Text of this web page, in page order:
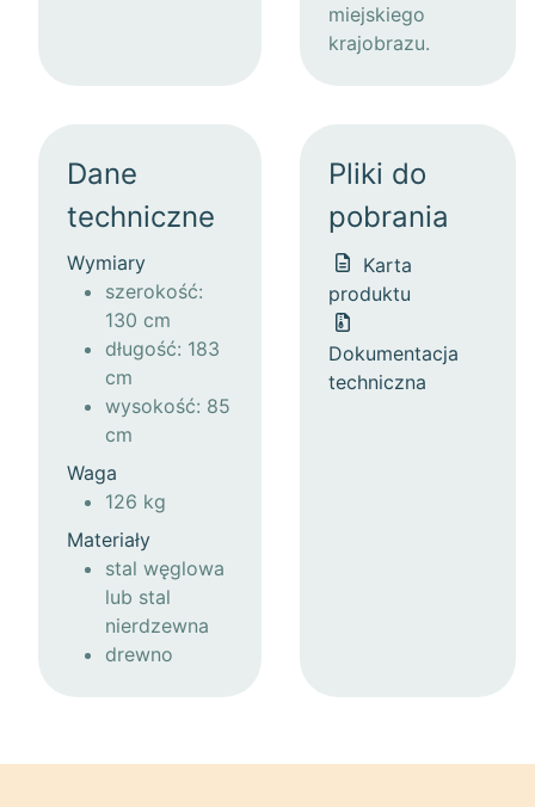
miejskiego
krajobrazu.
Dane
techniczne
Wymiary
szerokość:
130 cm
długość: 183
cm
wysokość: 85
cm
Waga
126 kg
Materiały
stal węglowa
lub stal
nierdzewna
drewno
Pliki do
pobrania
Karta
produktu
Dokumentacja
techniczna